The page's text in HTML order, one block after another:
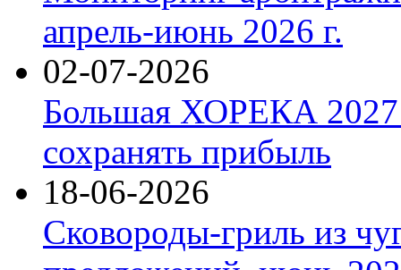
апрель-июнь 2026 г.
02-07-2026
Большая ХОРЕКА 2027:
сохранять прибыль
18-06-2026
Сковороды-гриль из